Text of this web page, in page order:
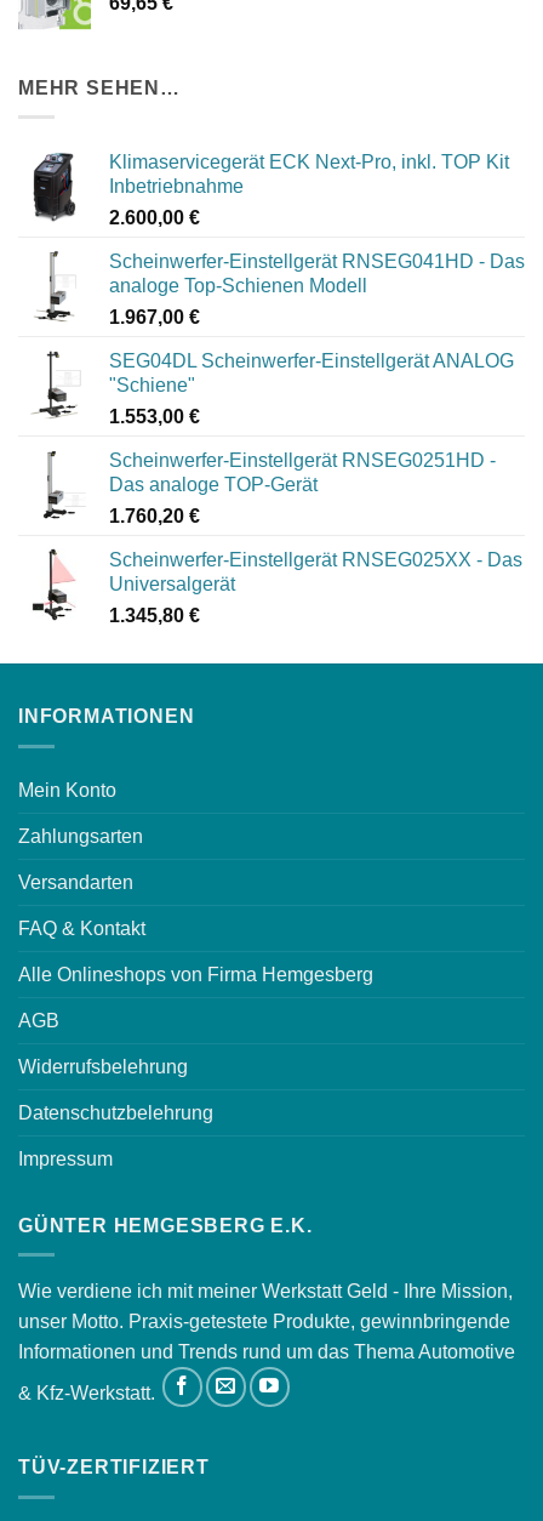
MEHR SEHEN…
Klimaservicegerät ECK Next-Pro, inkl. TOP Kit
Inbetriebnahme
2.600,00 €
Scheinwerfer-Einstellgerät RNSEG041HD - Das
analoge Top-Schienen Modell
1.967,00 €
SEG04DL Scheinwerfer-Einstellgerät ANALOG
"Schiene"
1.553,00 €
Scheinwerfer-Einstellgerät RNSEG0251HD -
Das analoge TOP-Gerät
1.760,20 €
Scheinwerfer-Einstellgerät RNSEG025XX - Das
Universalgerät
1.345,80 €
INFORMATIONEN
Mein Konto
Zahlungsarten
Versandarten
FAQ & Kontakt
Alle Onlineshops von Firma Hemgesberg
AGB
Widerrufsbelehrung
Datenschutzbelehrung
Impressum
GÜNTER HEMGESBERG E.K.
Wie verdiene ich mit meiner Werkstatt Geld - Ihre Mission,
unser Motto. Praxis-getestete Produkte, gewinnbringende
Informationen und Trends rund um das Thema Automotive
& Kfz-Werkstatt.
TÜV-ZERTIFIZIERT